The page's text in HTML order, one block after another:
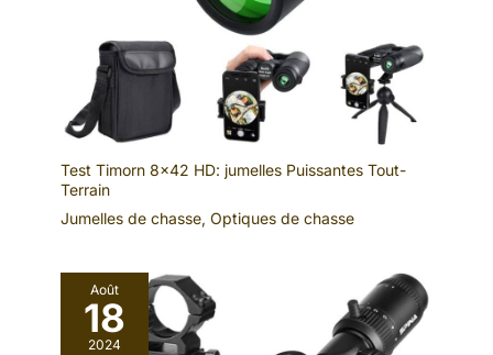
Test Timorn 8×42 HD: jumelles Puissantes Tout-
Terrain
Jumelles de chasse, Optiques de chasse
Août
18
2024